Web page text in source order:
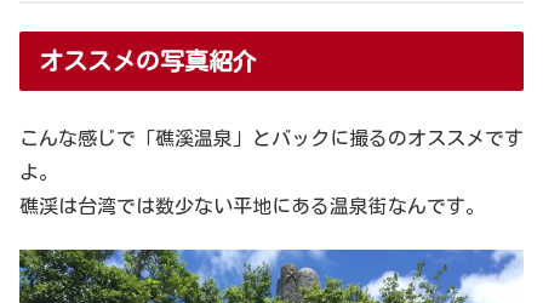
オススメの写真紹介
こんな感じで「礁溪温泉」とバックに撮るのオススメです
よ。
礁渓は台湾では数少ない平地にある温泉街なんです。